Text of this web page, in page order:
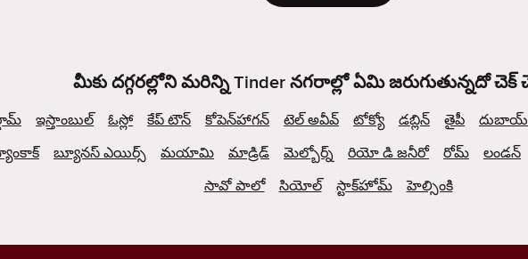
మీకు దగ్గరల్లోని మరిన్ని Tinder నగరాల్లో ఏమి జరుగుతున్నదో
ఇస్తాంబుల్ ఓస్లో కేప్ టౌన్ కోపెన్‌హాగన్ టెల్ అవీవ్ టోక్యో డబ్లిన్ తైపీ
దుబాయ్
బ్యూనస్ ఎయిర్స్ మయామి మాడ్రిడ్ మెల్బోర్న్ రియో డి జనీరో రోమ్
లండన్
సావో పాలో
సియోల్ స్టాక్‌హోమ్ హెల్సింకి